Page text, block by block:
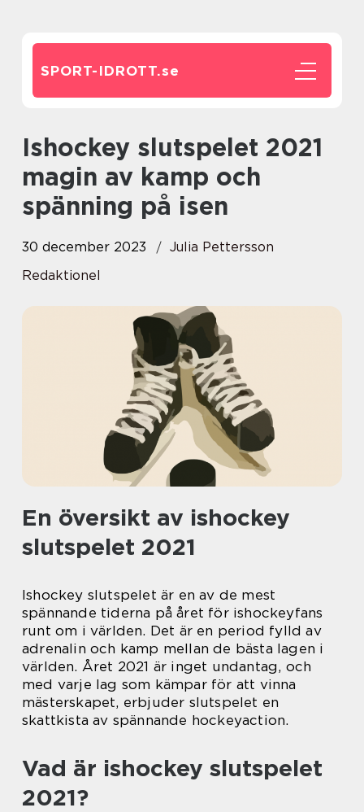
SPORT-IDROTT.se
Ishockey slutspelet 2021
magin av kamp och
spänning på isen
30 december 2023
Julia Pettersson
Redaktionel
En översikt av ishockey
slutspelet 2021
Ishockey slutspelet är en av de mest
spännande tiderna på året för ishockeyfans
runt om i världen. Det är en period fylld av
adrenalin och kamp mellan de bästa lagen i
världen. Året 2021 är inget undantag, och
med varje lag som kämpar för att vinna
mästerskapet, erbjuder slutspelet en
skattkista av spännande hockeyaction.
Vad är ishockey slutspelet
2021?